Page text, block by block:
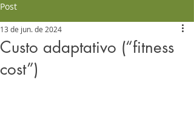
Post
Custo adaptativo (“fitness
cost”)
13 de jun. de 2024